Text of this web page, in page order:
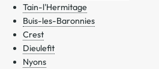
Tain-l'Hermitage
Buis-les-Baronnies
Crest
Dieulefit
Nyons